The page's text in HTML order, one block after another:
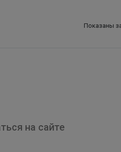
Показаны
на сайте